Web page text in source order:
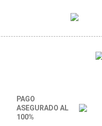
PAGO
ASEGURADO AL
100%